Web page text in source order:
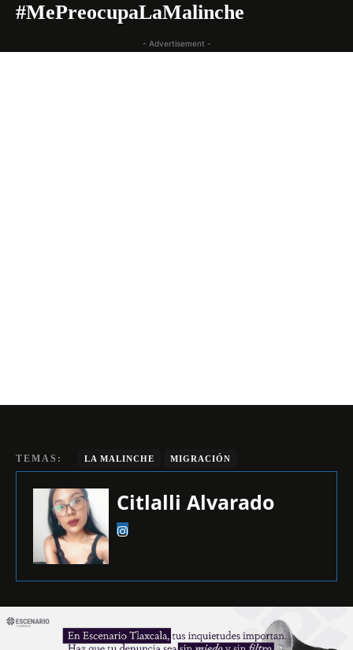
#MePreocupaLaMalinche
- Advertisement -
TEMAS: LA MALINCHE MIGRACIÓN
Citlalli Alvarado